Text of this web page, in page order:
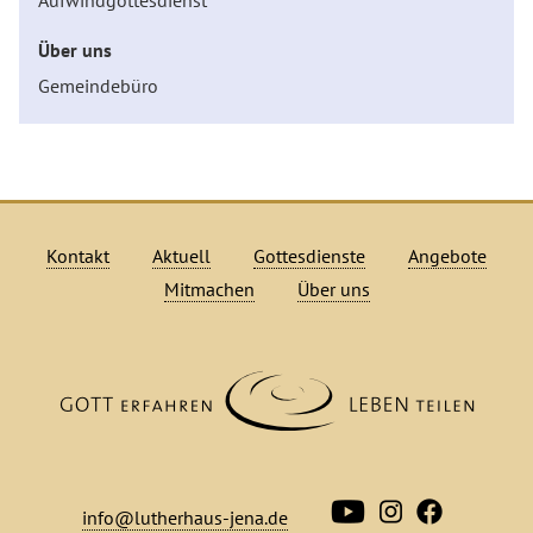
Über uns
Gemeindebüro
Kontakt Aktuell Gottesdienste
Angebote
Mitmachen
Über uns
info@lutherhaus-jena.de